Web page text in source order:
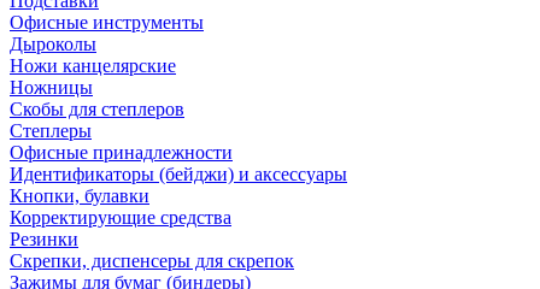
Офисные инструменты
Дыроколы
Ножи канцелярские
Ножницы
Скобы для степлеров
Степлеры
Офисные принадлежности
Идентификаторы (бейджи) и аксессуары
Кнопки, булавки
Корректирующие средства
Резинки
Скрепки, диспенсеры для скрепок
Зажимы для бумаг (биндеры)